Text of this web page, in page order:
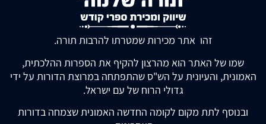
זהו אתר מכירות שמטרתו להרבות תורה.
שמו של האתר הוא מהרצון להקיף את הספרות ההלכתית,
האמונית, והעיונית על הש"ס שהתפתחה במרוצת הדורות על ידי
גדולי הרוח של עם ישראל.
ובנוסף לתת מקום לקומה החדשה האמונית שצמחה בדורות